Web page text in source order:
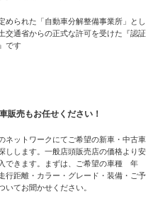
められた「自動車分解整備事業所」とし
交通省からの正式な許可を受けた『認証
です
販売もお任せください！
ネットワークにてご希望の新車・中古車
しします。一般店頭販売店の価格より安
できます。まずは、ご希望の車種 年
行距離・カラー・グレード・装備・ご予
いてお聞かせください。